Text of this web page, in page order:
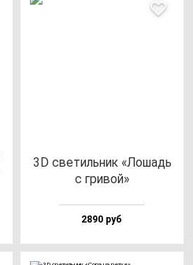
3D све­тиль­ник «Лошадь
с гри­вой»
2890 руб